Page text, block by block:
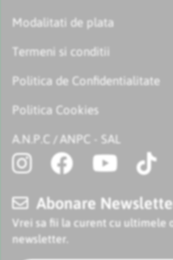
Modalitati de plata
Termeni si conditii
Politica de Confidentialitate
Politica Cookies
A.N.P.C / ANPC - SAL
Abonare
Vrei sa fii la curent cu ultimele
newsletter.